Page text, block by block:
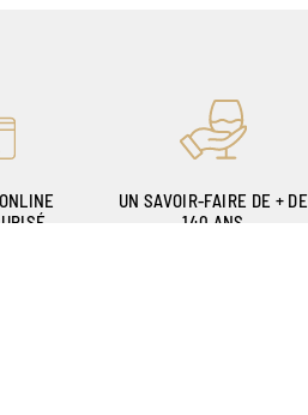
UN SAVOIR-FAIRE DE + DE
140 ANS